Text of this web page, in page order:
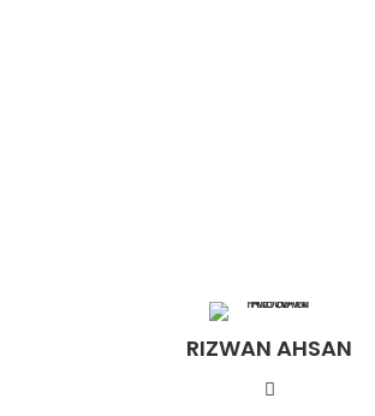
RIZWAN AHSAN